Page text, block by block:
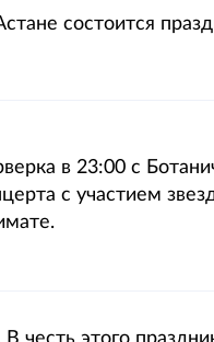
состоится
в 23:00 с
с участием